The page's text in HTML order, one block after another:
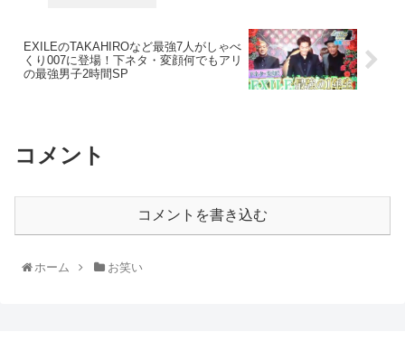
EXILEのTAKAHIROなど最強7人がしゃべ
くり007に登場！下ネタ・変顔何でもアリ
の最強男子2時間SP
コメント
コメントを書き込む
ホーム お笑い